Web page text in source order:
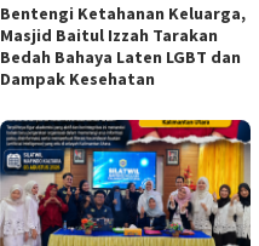
Bentengi Ketahanan Keluarga,
Masjid Baitul Izzah Tarakan
Bedah Bahaya Laten LGBT dan
Dampak Kesehatan